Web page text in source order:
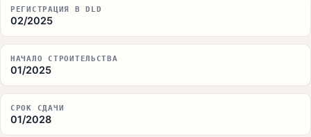
РЕГИСТРАЦИЯ В DLD
02/2025
НАЧАЛО СТРОИТЕЛЬСТВА
01/2025
СРОК СДАЧИ
01/2028